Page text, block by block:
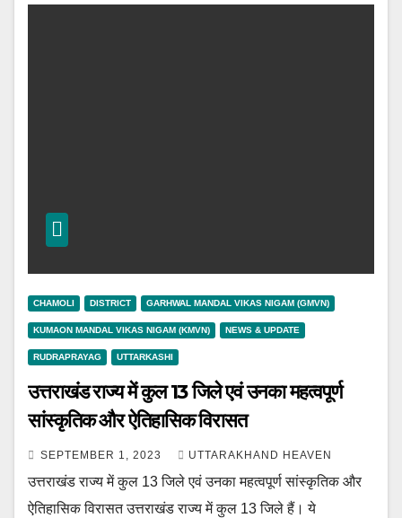
CHAMOLI DISTRICT GARHWAL MANDAL VIKAS NIGAM (GMVN)
KUMAON MANDAL VIKAS NIGAM (KMVN) NEWS & UPDATE
RUDRAPRAYAG UTTARKASHI
उत्तराखंड राज्य में कुल 13 जिले एवं उनका महत्वपूर्ण
सांस्कृतिक और ऐतिहासिक विरासत
SEPTEMBER 1, 2023 UTTARAKHAND HEAVEN
उत्तराखंड राज्य में कुल 13 जिले एवं उनका महत्वपूर्ण सांस्कृतिक और
ऐतिहासिक विरासत उत्तराखंड राज्य में कुल 13 जिले हैं। ये